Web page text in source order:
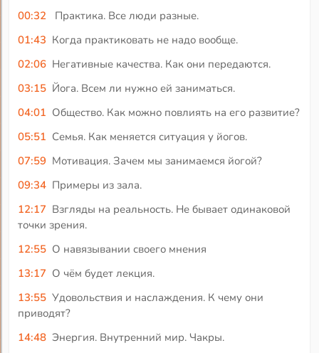
00:32
Практика. Все люди разные.
01:43 Когда практиковать не надо вообще.
02:06 Негативные качества. Как они передаются.
03:15 Йога. Всем ли нужно ей заниматься.
04:01 Общество. Как можно повлиять на его развитие?
05:51 Семья. Как меняется ситуация у йогов.
07:59 Мотивация. Зачем мы занимаемся йогой?
09:34 Примеры из зала.
12:17 Взгляды на реальность. Не бывает одинаковой
точки зрения.
12:55 О навязывании своего мнения
13:17 О чём будет лекция.
13:55 Удовольствия и наслаждения. К чему они
приводят?
14:48 Энергия. Внутренний мир. Чакры.